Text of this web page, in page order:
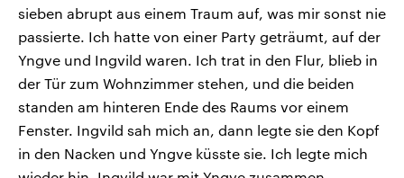
sieben abrupt aus einem Traum auf, was mir sonst nie
passierte. Ich hatte von einer Party geträumt, auf der
Yngve und Ingvild waren. Ich trat in den Flur, blieb in
der Tür zum Wohnzimmer stehen, und die beiden
standen am hinteren Ende des Raums vor einem
Fenster. Ingvild sah mich an, dann legte sie den Kopf
in den Nacken und Yngve küsste sie. Ich legte mich